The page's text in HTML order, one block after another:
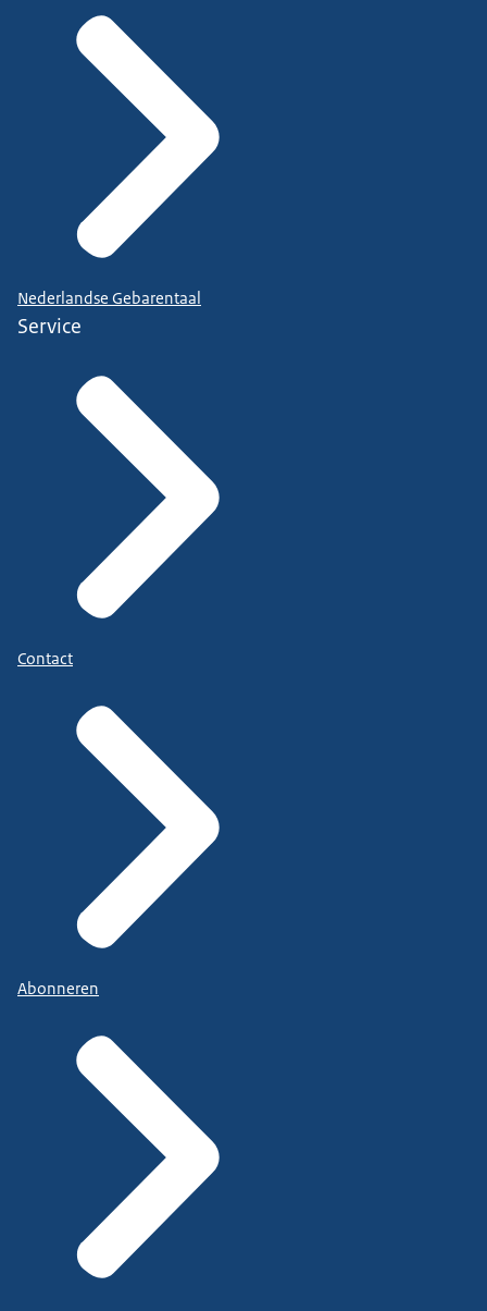
Nederlandse Gebarentaal
Service
Contact
Abonneren